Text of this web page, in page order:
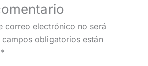
correo electrónico no será
campos obligatorios están
*